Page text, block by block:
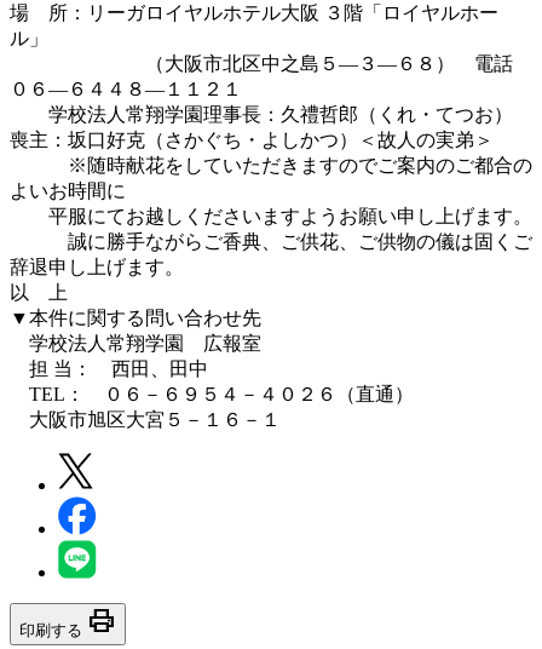
場 所：リーガロイヤルホテル大阪 ３階「ロイヤルホー
ル」
（大阪市北区中之島５―３―６８） 電話
０６―６４４８―１１２１
学校法人常翔学園理事長：久禮哲郎（くれ・てつお）
喪主：坂口好克（さかぐち・よしかつ）＜故人の実弟＞
※随時献花をしていただきますのでご案内のご都合の
よいお時間に
平服にてお越しくださいますようお願い申し上げます。
誠に勝手ながらご香典、ご供花、ご供物の儀は固くご
辞退申し上げます。
以 上
▼本件に関する問い合わせ先
学校法人常翔学園 広報室
担 当： 西田、田中
TEL： ０６－６９５４－４０２６（直通）
大阪市旭区大宮５－１６－１
印刷する print